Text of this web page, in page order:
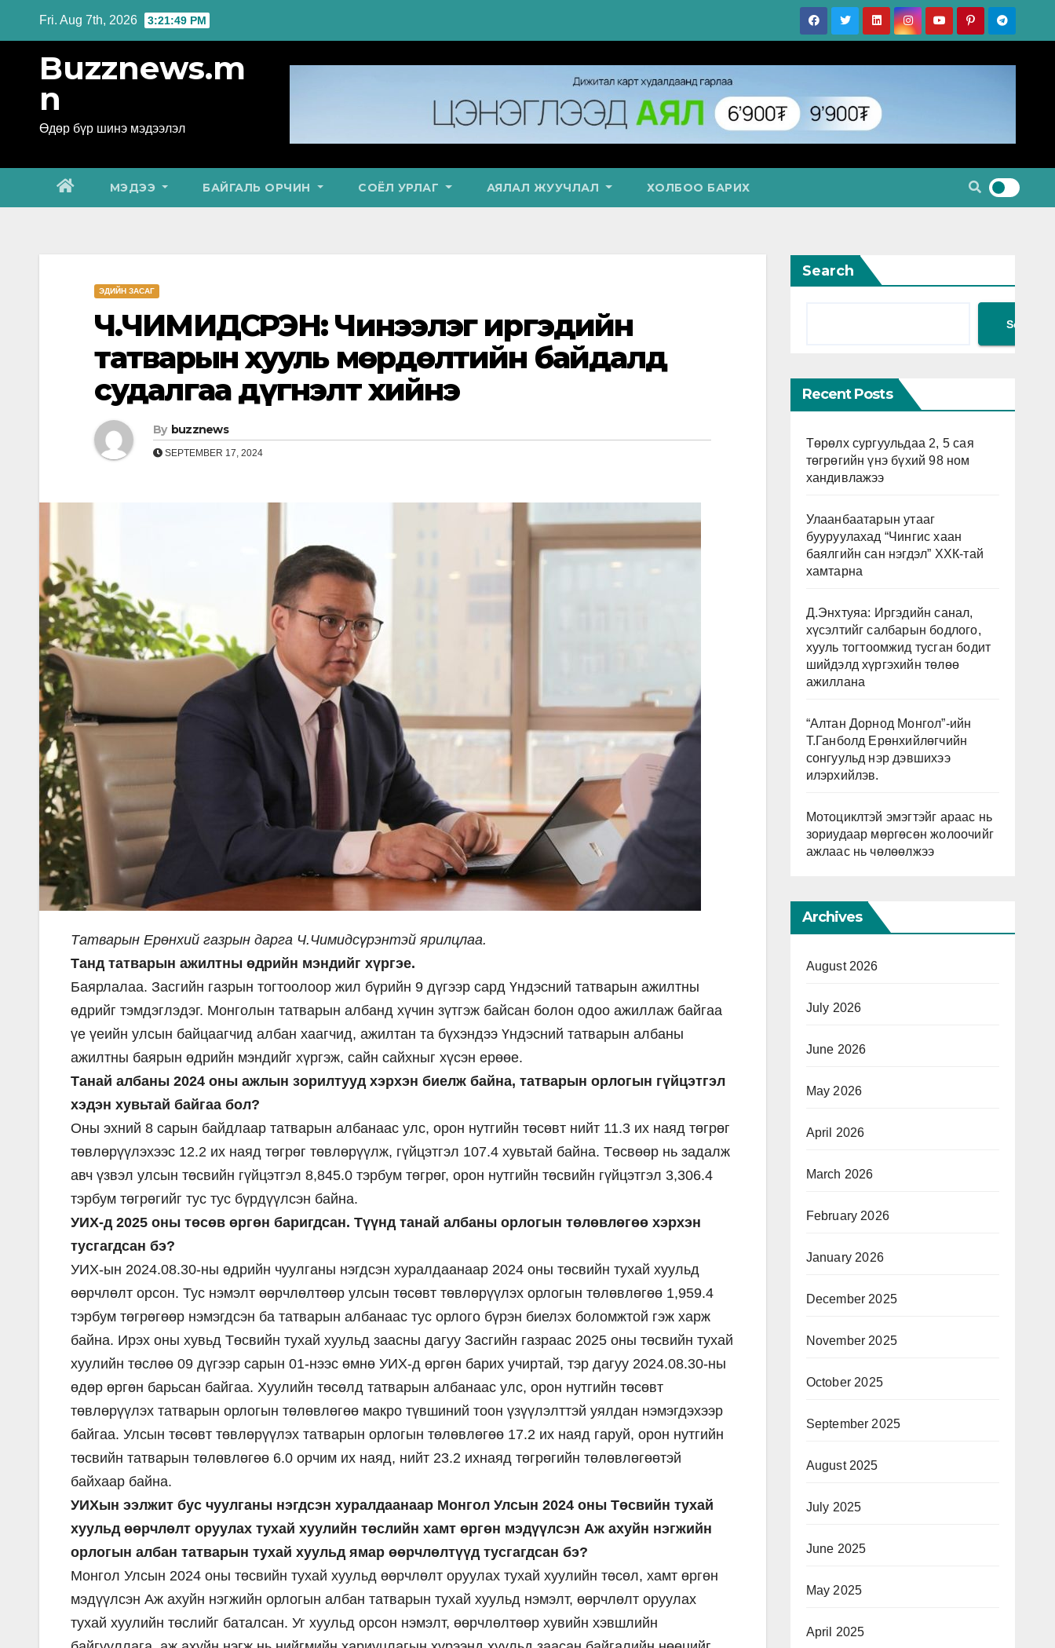
Fri. Aug 7th, 2026 3:21:50 PM
Buzznews.m
n
Өдөр бүр шинэ мэдээлэл
МЭДЭЭ БАЙГАЛЬ ОРЧИН СОЁЛ УРЛАГ АЯЛАЛ ЖУУЧЛАЛ ХОЛБОО БАРИХ
ЭДИЙН ЗАСАГ
Ч.ЧИМИДСҮРЭН: Чинээлэг иргэдийн
татварын хууль мөрдөлтийн байдалд
судалгаа дүгнэлт хийнэ
By buzznews
SEPTEMBER 17, 2024
Татварын Ерөнхий газрын дарга Ч.Чимидсүрэнтэй ярилцлаа.
Танд татварын ажилтны өдрийн мэндийг хүргэе.
Баярлалаа. Засгийн газрын тогтоолоор жил бүрийн 9 дүгээр сард Үндэсний татварын ажилтны
өдрийг тэмдэглэдэг. Монголын татварын албанд хүчин зүтгэж байсан болон одоо ажиллаж байгаа
үе үеийн улсын байцаагчид албан хаагчид, ажилтан та бүхэндээ Үндэсний татварын албаны
ажилтны баярын өдрийн мэндийг хүргэж, сайн сайхныг хүсэн ерөөе.
Танай албаны 2024 оны ажлын зорилтууд хэрхэн биелж байна, татварын орлогын гүйцэтгэл
хэдэн хувьтай байгаа бол?
Оны эхний 8 сарын байдлаар татварын албанаас улс, орон нутгийн төсөвт нийт 11.3 их наяд төгрөг
төвлөрүүлэхээс 12.2 их наяд төгрөг төвлөрүүлж, гүйцэтгэл 107.4 хувьтай байна. Төсвөөр нь задалж
авч үзвэл улсын төсвийн гүйцэтгэл 8,845.0 тэрбум төгрөг, орон нутгийн төсвийн гүйцэтгэл 3,306.4
тэрбум төгрөгийг тус тус бүрдүүлсэн байна.
УИХ-д 2025 оны төсөв өргөн баригдсан. Түүнд танай албаны орлогын төлөвлөгөө хэрхэн
тусгагдсан бэ?
УИХ-ын 2024.08.30-ны өдрийн чуулганы нэгдсэн хуралдаанаар 2024 оны төсвийн тухай хуульд
өөрчлөлт орсон. Тус нэмэлт өөрчлөлтөөр улсын төсөвт төвлөрүүлэх орлогын төлөвлөгөө 1,959.4
тэрбум төгрөгөөр нэмэгдсэн ба татварын албанаас тус орлого бүрэн биелэх боломжтой гэж харж
байна. Ирэх оны хувьд Төсвийн тухай хуульд заасны дагуу Засгийн газраас 2025 оны төсвийн тухай
хуулийн төслөө 09 дүгээр сарын 01-нээс өмнө УИХ-д өргөн барих учиртай, тэр дагуу 2024.08.30-ны
өдөр өргөн барьсан байгаа. Хуулийн төсөлд татварын албанаас улс, орон нутгийн төсөвт
төвлөрүүлэх татварын орлогын төлөвлөгөө макро түвшиний тоон үзүүлэлттэй уялдан нэмэгдэхээр
байгаа. Улсын төсөвт төвлөрүүлэх татварын орлогын төлөвлөгөө 17.2 их наяд гаруй, орон нутгийн
төсвийн татварын төлөвлөгөө 6.0 орчим их наяд, нийт 23.2 ихнаяд төгрөгийн төлөвлөгөөтэй
байхаар байна.
УИХын ээлжит бус чуулганы нэгдсэн хуралдаанаар Монгол Улсын 2024 оны Төсвийн тухай
хуульд өөрчлөлт оруулах тухай хуулийн төслийн хамт өргөн мэдүүлсэн Аж ахуйн нэгжийн
орлогын албан татварын тухай хуульд ямар өөрчлөлтүүд тусгагдсан бэ?
Монгол Улсын 2024 оны төсвийн тухай хуульд өөрчлөлт оруулах тухай хуулийн төсөл, хамт өргөн
мэдүүлсэн Аж ахуйн нэгжийн орлогын албан татварын тухай хуульд нэмэлт, өөрчлөлт оруулах
тухай хуулийн төслийг баталсан. Уг хуульд орсон нэмэлт, өөрчлөлтөөр хувийн хэвшлийн
Search
Search
Recent Posts
Төрөлх сургуульдаа 2, 5 сая
төгрөгийн үнэ бүхий 98 ном
хандивлажээ
Улаанбаатарын утааг
бууруулахад “Чингис хаан
баялгийн сан нэгдэл” ХХК-тай
хамтарна
Д.Энхтуяа: Иргэдийн санал,
хүсэлтийг салбарын бодлого,
хууль тогтоомжид тусган бодит
шийдэлд хүргэхийн төлөө
ажиллана
“Алтан Дорнод Монгол”-ийн
Т.Ганболд Ерөнхийлөгчийн
сонгуульд нэр дэвшихээ
илэрхийлэв.
Мотоциклтэй эмэгтэйг араас нь
зориудаар мөргөсөн жолоочийг
ажлаас нь чөлөөлжээ
Archives
August 2026
July 2026
June 2026
May 2026
April 2026
March 2026
February 2026
January 2026
December 2025
November 2025
October 2025
September 2025
August 2025
July 2025
June 2025
May 2025
April 2025